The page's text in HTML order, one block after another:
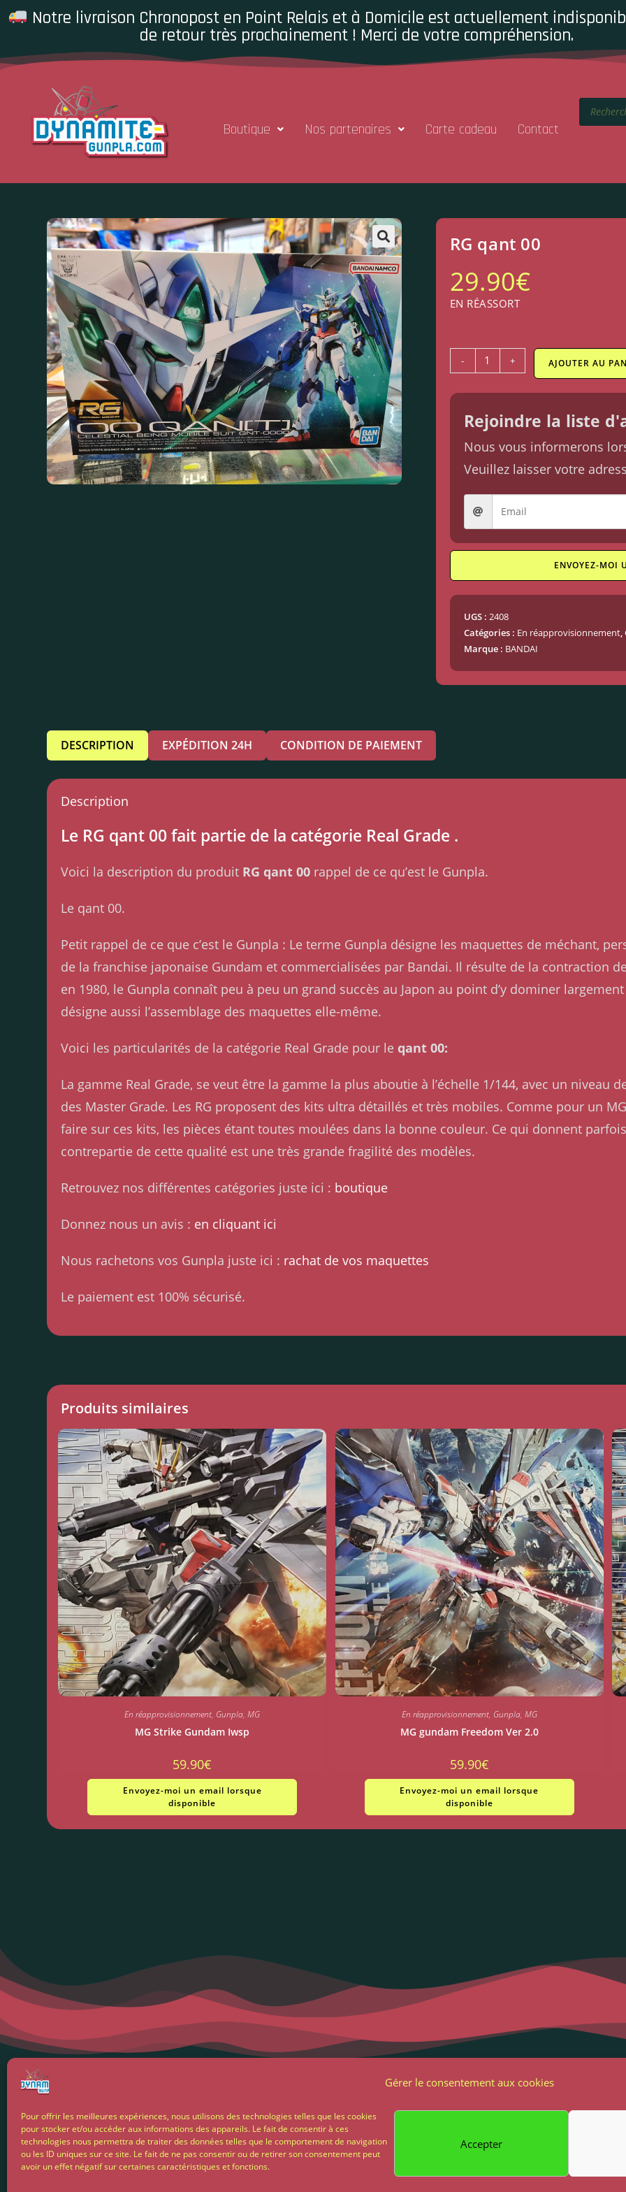
Gérer le consentement aux cookies
Pour offrir les meilleures expériences, nous utilisons des technologies telles que les cookies
pour stocker et/ou accéder aux informations des appareils. Le fait de consentir à ces
technologies nous permettra de traiter des données telles que le comportement de navigation
ou les ID uniques sur ce site. Le fait de ne pas consentir ou de retirer son consentement peut
avoir un effet négatif sur certaines caractéristiques et fonctions.
Accepter
Notre livraison Chronopost en Point Relais et à Domicile est actuellement
de retour très prochainement ! Merci de votre compréhension.
Boutique Nos partenaires Carte cadeau Contact
RG qant 00
29.90€
EN RÉASSORT
- + AJOUTER AU
Rejoindre la liste
Nous vous informerons
Veuillez laisser votre
ENVOYEZ-MOI
UGS : 2408
Catégories : En réapprovisionnement,
Marque : BANDAI
DESCRIPTION EXPÉDITION 24H CONDITION DE PAIEMENT
Description
Le RG qant 00 fait partie de la catégorie Real Grade .
Voici la description du produit RG qant 00 rappel de ce qu’est le Gunpla.
Le qant 00.
Petit rappel de ce que c’est le Gunpla : Le terme Gunpla désigne les maquettes de méchant,
de la franchise japonaise Gundam et commercialisées par Bandai. Il résulte de la contraction
en 1980, le Gunpla connaît peu à peu un grand succès au Japon au point d’y dominer
désigne aussi l’assemblage des maquettes elle-même.
Voici les particularités de la catégorie Real Grade pour leqant 00:
La gamme Real Grade, se veut être la gamme la plus aboutie à l’échelle 1/144, avec un niveau
des Master Grade. Les RG proposent des kits ultra détaillés et très mobiles. Comme pour un
faire sur ces kits, les pièces étant toutes moulées dans la bonne couleur. Ce qui donnent
contrepartie de cette qualité est une très grande fragilité des modèles.
Retrouvez nos différentes catégories juste ici : boutique
Donnez nous un avis : en cliquant ici
Nous rachetons vos Gunpla juste ici : rachat de vos maquettes
Le paiement est 100% sécurisé.
Produits similaires
En réapprovisionnement, Gunpla,MG
MG Strike Gundam Iwsp
59.90€
Envoyez-moi un email lorsque
disponible
En réapprovisionnement, Gunpla, MG
MG gundam Freedom Ver 2.0
59.90€
Envoyez-moi un email lorsque
disponible
Conditions générales de vente
Paiement sécurisé
85 500 Les